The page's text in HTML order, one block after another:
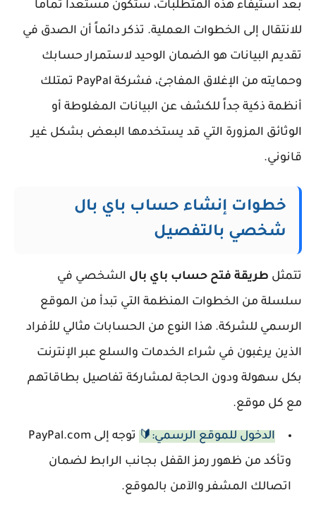
بعد استيفاء هذه المتطلبات، ستكون مستعداً تماماً
للانتقال إلى الخطوات العملية. تذكر دائماً أن الصدق في
تقديم البيانات هو الضمان الوحيد لاستمرار حسابك
وحمايته من الإغلاق المفاجئ، فشركة PayPal تمتلك
أنظمة ذكية جداً للكشف عن البيانات المغلوطة أو
الوثائق المزورة التي قد يستخدمها البعض بشكل غير
قانوني.
خطوات إنشاء حساب باي بال
شخصي بالتفصيل
تتمثل طريقة فتح حساب باي بال الشخصي في
سلسلة من الخطوات المنظمة التي تبدأ من الموقع
الرسمي للشركة. هذا النوع من الحسابات مثالي للأفراد
الذين يرغبون في شراء الخدمات والسلع عبر الإنترنت
بكل سهولة ودون الحاجة لمشاركة تفاصيل بطاقاتهم
مع كل موقع.
الدخول للموقع الرسمي:🔰
توجه إلى PayPal.com
وتأكد من ظهور رمز القفل بجانب الرابط لضمان
اتصالك المشفر والآمن بالموقع.